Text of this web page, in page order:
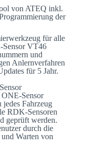
von ATEQ inkl.
der
für alle
Sensor VT46
und
Anlernverfahren
für 5 Jahr.
ONE-Sensor
jedes Fahrzeug
RDK-Sensoren
geprüft werden.
durch die
Warten von